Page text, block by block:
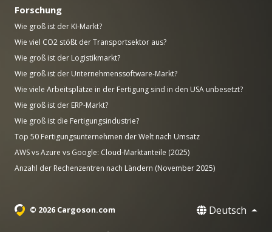
Forschung
Wie groß ist der KI-Markt?
Wie viel CO2 stößt der Transportsektor aus?
Wie groß ist der Logistikmarkt?
Wie groß ist der Unternehmenssoftware-Markt?
Wie viele Arbeitsplätze in der Fertigung sind in den USA unbesetzt?
Wie groß ist der ERP-Markt?
Wie groß ist die Fertigungsindustrie?
Top 50 Fertigungsunternehmen der Welt nach Umsatz
AWS vs Azure vs Google: Cloud-Marktanteile (2025)
Anzahl der Rechenzentren nach Ländern (November 2025)
© 2026 Cargoson.com Deutsch